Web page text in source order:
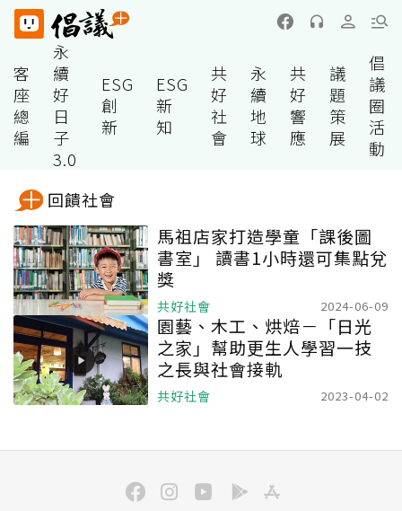
客
座
總
編
永
續
好
日
子
3.0
ESG
創
新
ESG
新
知
共
好
社
會
永
續
地
球
共
好
響
應
議
題
策
展
倡
議
圈
活
動
回饋社會
馬祖店家打造學童「課後圖
書室」 讀書1小時還可集點兌
獎
共好社會 2024-06-09
園藝、木工、烘焙－「日光
之家」幫助更生人學習一技
之長與社會接軌
共好社會 2023-04-02